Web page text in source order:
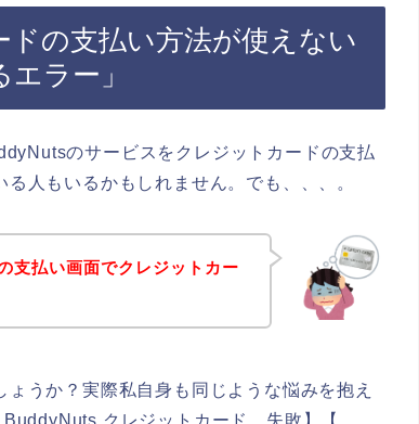
の支払い方法が使えない
ラー」
のサービスをクレジットカードの支払
人もいるかもしれません。でも、、、。
支払い画面でクレジットカー
うか？実際私自身も同じような悩みを抱え